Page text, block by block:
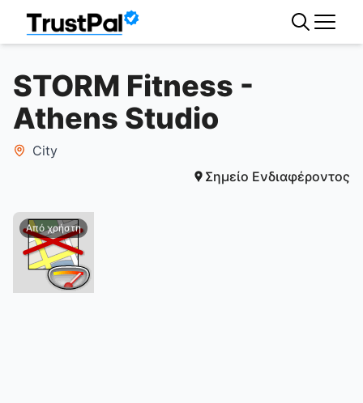
STORM Fitness -
Athens Studio
City
Σημείο Ενδιαφέροντος
Από χρήστη